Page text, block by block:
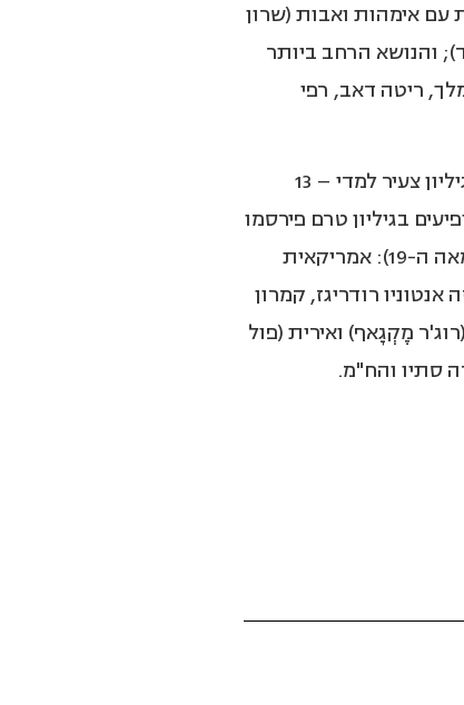
עם אימהות ואבות (שרון
והנושא הרחב ביותר
ריטה דאב, רפי
כולל 64 שירים – 47 מקור ו-17 תרגומים. זהו גיליון צעיר למדי – 13
המופיעים בגיליון טרם פירסמו
ספר. כל התרגומים משירה אנגלית בת זמננו (למעט קינג בן המאה ה-19): אמריקאית
אנטוניו רודריגז, קמרון
מֶקְגָאף) ואירית (פול
סתיו והח"מ.